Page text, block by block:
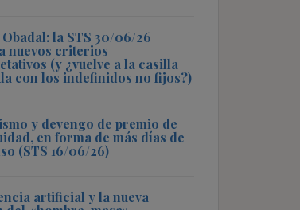
la STS 30/06/26
nuevos criterios
(y ¿vuelve a la casilla
con los indefinidos no fijos?)
y devengo de premio de
en forma de más días de
(STS 16/06/26)
artificial y la nueva